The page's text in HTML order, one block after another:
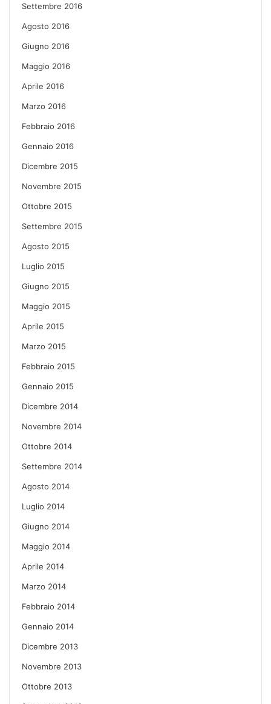
Settembre 2016
Agosto 2016
Giugno 2016
Maggio 2016
Aprile 2016
Marzo 2016
Febbraio 2016
Gennaio 2016
Dicembre 2015
Novembre 2015
Ottobre 2015
Settembre 2015
Agosto 2015
Luglio 2015
Giugno 2015
Maggio 2015
Aprile 2015
Marzo 2015
Febbraio 2015
Gennaio 2015
Dicembre 2014
Novembre 2014
Ottobre 2014
Settembre 2014
Agosto 2014
Luglio 2014
Giugno 2014
Maggio 2014
Aprile 2014
Marzo 2014
Febbraio 2014
Gennaio 2014
Dicembre 2013
Novembre 2013
Ottobre 2013